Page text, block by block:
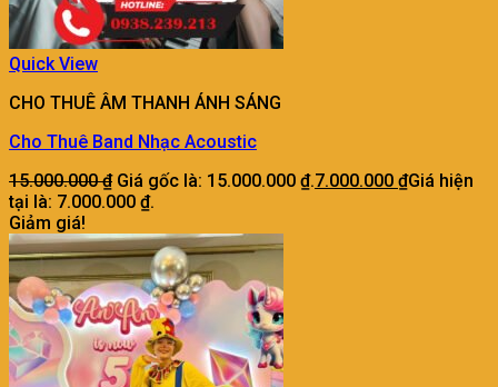
Quick View
CHO THUÊ ÂM THANH ÁNH SÁNG
Cho Thuê Band Nhạc Acoustic
15.000.000₫ Giá gốc là: 15.000.000 ₫.7.000.000 ₫Giá hiện
tại là: 7.000.000 ₫.
Giảm giá!